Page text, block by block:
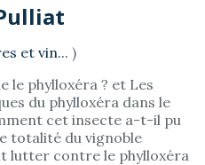
et vin... )
le phylloxéra ? et Les
du phylloxéra dans le
cet insecte a-t-il pu
totalité du vignoble
lutter contre le phylloxéra